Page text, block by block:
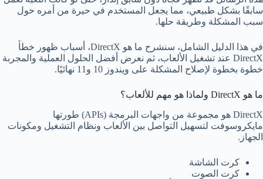
سابقًا بشكل طبيعي، مما يجعل المستخدم في حيرة من أمره حول
سبب المشكلة وطريقة حلها.
في هذا الدليل الشامل، سنشرح ما هو DirectX، أسباب ظهور خطأ
DirectX عند تشغيل الألعاب، ثم نعرض أفضل الحلول العملية والمجربة
خطوة بخطوة لإصلاح المشكلة على ويندوز 10 و11 نهائيًا.
ما هو DirectX ولماذا هو مهم للألعاب؟
DirectX هو مجموعة من واجهات البرمجة (APIs) طورتها
مايكروسوفت لتسهيل التواصل بين الألعاب ونظام التشغيل ومكونات
الجهاز.
كرت الشاشة
كرت الصوت